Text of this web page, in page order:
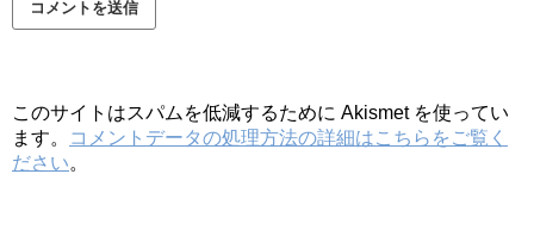
このサイトはスパムを低減するために Akismet を使ってい
ます。
コメントデータの処理方法の詳細はこちらをご覧く
ださい。